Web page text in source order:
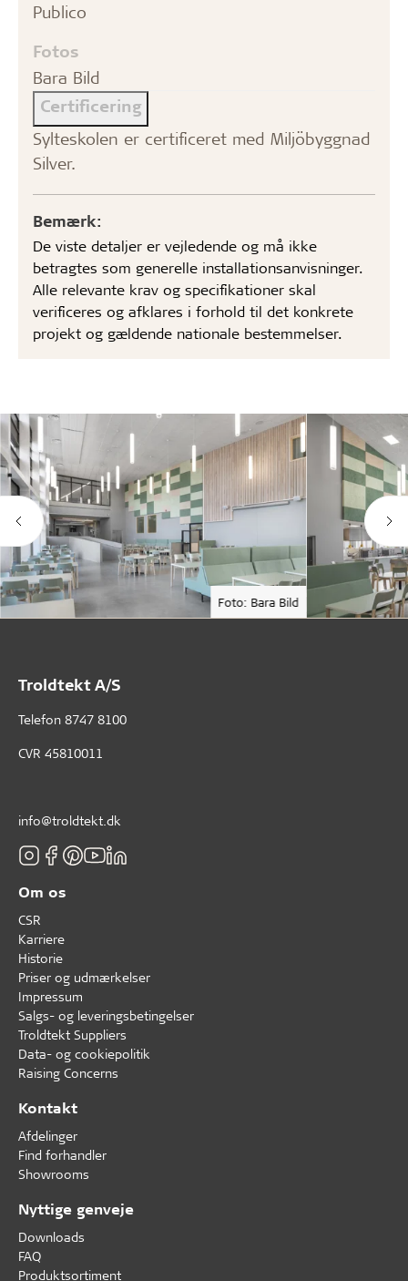
Publico
Fotos
Bara Bild
Certificering
Sylteskolen er certificeret med Miljöbyggnad
Silver.
Bemærk:
De viste detaljer er vejledende og må ikke
betragtes som generelle installationsanvisninger.
Alle relevante krav og specifikationer skal
verificeres og afklares i forhold til det konkrete
projekt og gældende nationale bestemmelser.
Foto: Bara Bild
Troldtekt A/S
Telefon 8747 8100
CVR 45810011
info@troldtekt.dk
Om os
CSR
Karriere
Historie
Priser og udmærkelser
Impressum
Salgs- og leveringsbetingelser
Troldtekt Suppliers
Data- og cookiepolitik
Raising Concerns
Kontakt
Afdelinger
Find forhandler
Showrooms
Nyttige genveje
Downloads
FAQ
Produktsortiment